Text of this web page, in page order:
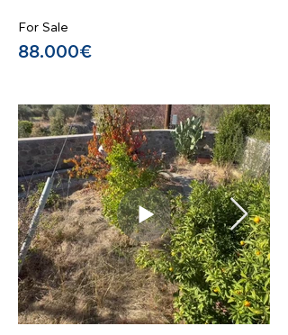
For Sale
88.000€